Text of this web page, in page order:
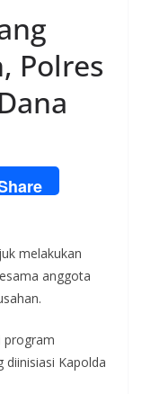
Polres
melakukan
anggota
program
diinisiasi Kapolda